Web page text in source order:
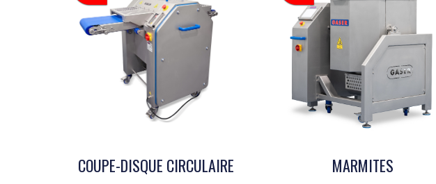
COUPE-DISQUE CIRCULAIRE MARMITES